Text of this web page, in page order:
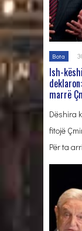
Bota
Ish-
marrë
Dëshira
fitojë
Për ta